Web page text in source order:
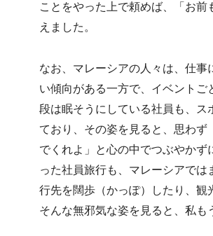
ことをやった上で頼めば、「お
えました。
なお、マレーシアの人々は、仕
い傾向がある一方で、イベント
段は眠そうにしている社員も、ス
ており、その姿を見ると、思わ
でくれよ」と心の中でつぶやか
った社員旅行も、マレーシアで
行先を闊歩（かっぽ）したり、観
そんな無邪気な姿を見ると、私も